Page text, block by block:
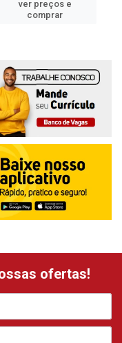
ver preços e
comprar
ofertas!